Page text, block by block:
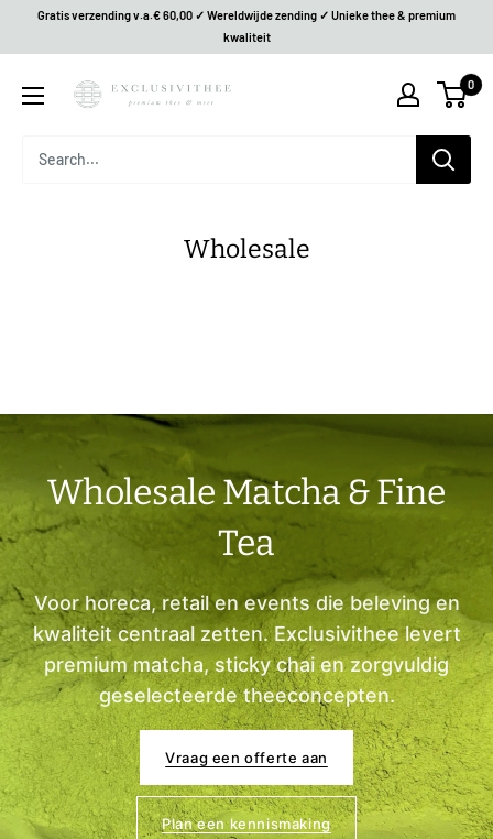
Gratis verzending v.a.€ 60,00 ✓ Wereldwijde zending ✓ Unieke thee & premium
kwaliteit
0
Wholesale
Wholesale Matcha & Fine
Tea
Voor horeca, retail en events die beleving en
kwaliteit centraal zetten. Exclusivithee levert
premium matcha, sticky chai en zorgvuldig
geselecteerde theeconcepten.
Vraag een offerte aan
Plan een kennismaking